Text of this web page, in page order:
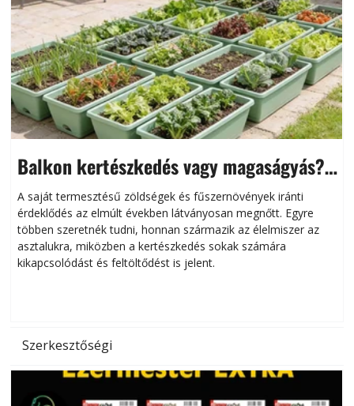
Balkon kertészkedés vagy magaságyás?
Helytakarékos kertészkedés
A saját termesztésű zöldségek és fűszernövények iránti
érdeklődés az elmúlt években látványosan megnőtt. Egyre
többen szeretnék tudni, honnan származik az élelmiszer az
asztalukra, miközben a kertészkedés sokak számára
kikapcsolódást és feltöltődést is jelent.
Szerkesztőségi